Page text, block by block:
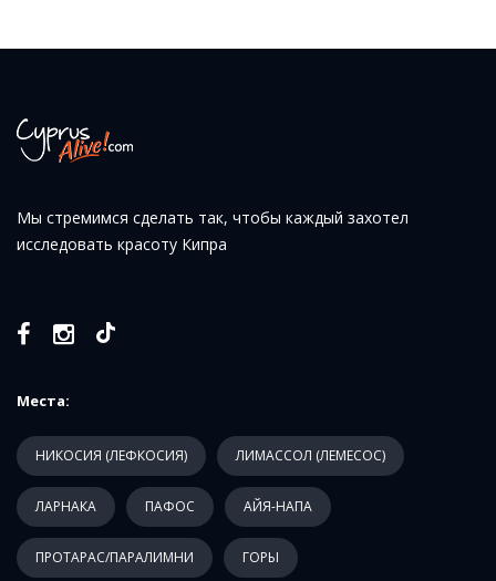
Мы стремимся сделать так, чтобы каждый захотел
исследовать красоту Кипра
Места:
НИКОСИЯ (ЛЕФКОСИЯ) ЛИМАССОЛ (ЛЕМЕСОС)
ЛАРНАКА ПАФОС АЙЯ-НАПА
ПРОТАРАС/ПАРАЛИМНИ ГОРЫ